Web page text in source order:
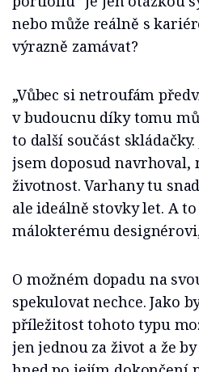
nebo může reálně s
výrazně zamávat?
„Vůbec si netroufám
v budoucnu díky tomu
to další součást skládačky.
jsem doposud navrhoval,
životnost. Varhany tu
ale ideálně stovky let. A
málokterému
O možném dopadu na
spekulovat nechce. Jako
příležitost tohoto typu
jen jednou za život a že